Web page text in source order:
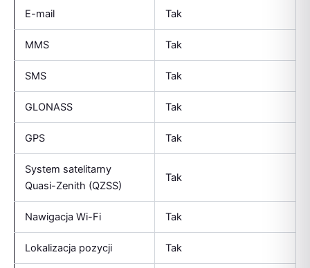
E-mail Tak
MMS Tak
SMS Tak
GLONASS Tak
GPS Tak
System satelitarny
Quasi-Zenith (QZSS)
Tak
Nawigacja Wi-Fi Tak
Lokalizacja pozycji Tak